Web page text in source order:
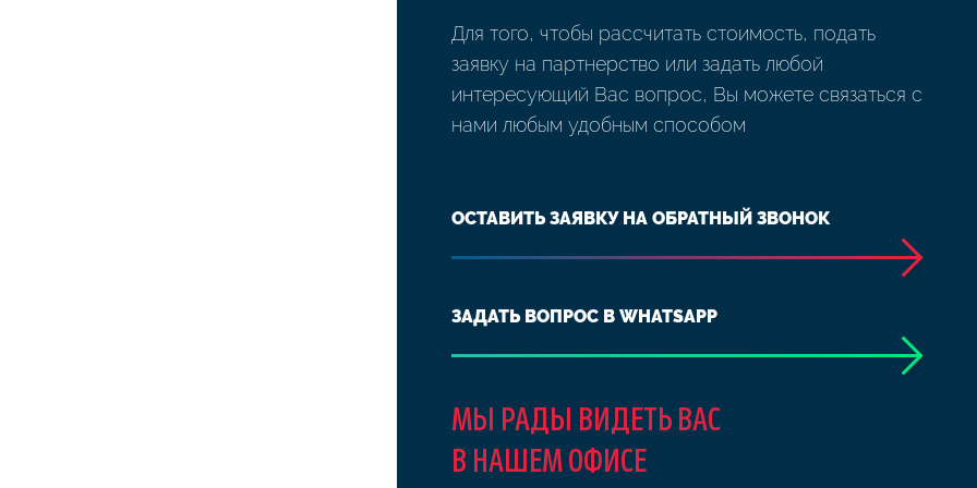
Для того, чтобы рассчитать стоимость, подать
заявку на партнерство или задать любой
интересующий Вас вопрос, Вы можете связаться с
нами любым удобным способом
ОСТАВИТЬ ЗАЯВКУ НА ОБРАТНЫЙ ЗВОНОК
ЗАДАТЬ ВОПРОС В WHATSAPP
МЫ РАДЫ ВИДЕТЬ ВАС
В НАШЕМ ОФИСЕ